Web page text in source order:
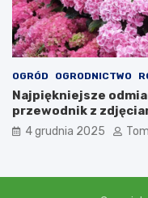
OGRÓD OGRODNICTWO
Najpiękniejsze
przewodnik z
4 grudnia 2025